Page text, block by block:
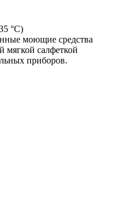
°С)
моющие средства
мягкой салфеткой
приборов.